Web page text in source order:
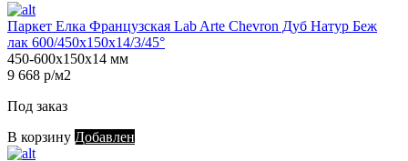
Паркет Елка Французская Lab Arte Chevron Дуб Натур Беж
лак 600/450х150х14/3/45°
450-600х150х14 мм
9 668 р/м2
Под заказ
В корзину Добавлен